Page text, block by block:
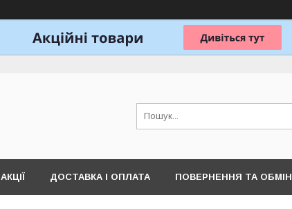
АКЦІЇ ДОСТАВКА І ОПЛАТА ПОВЕРНЕННЯ ТА ОБМІН